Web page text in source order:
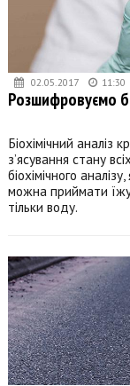
02.05.2017 11:30
Розшифровуємо
Біохімічний аналіз
з’ясування стану
біохімічного
можна приймати
тільки воду.